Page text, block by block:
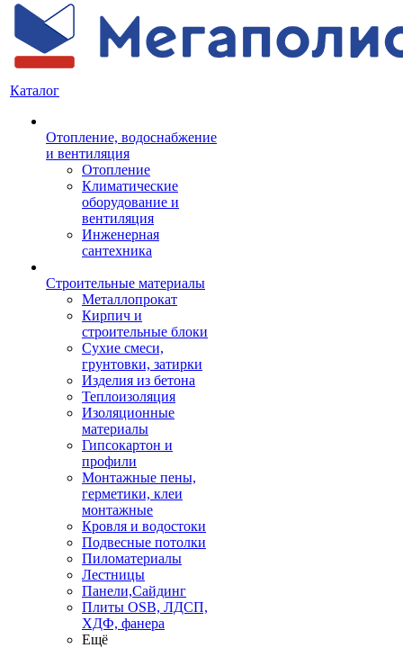
Каталог
Отопление, водоснабжение
и вентиляция
Отопление
Климатические
оборудование и
вентиляция
Инженерная
сантехника
Строительные материалы
Металлопрокат
Кирпич и
строительные блоки
Сухие смеси,
грунтовки, затирки
Изделия из бетона
Теплоизоляция
Изоляционные
материалы
Гипсокартон и
профили
Монтажные пены,
герметики, клеи
монтажные
Кровля и водостоки
Подвесные потолки
Пиломатериалы
Лестницы
Панели,Сайдинг
Плиты OSB, ЛДСП,
ХДФ, фанера
Ещё